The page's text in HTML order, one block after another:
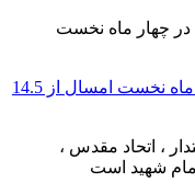
حق بیمه تولیدی بیمه ملت در چهار ماه نخست امسال از 14.5